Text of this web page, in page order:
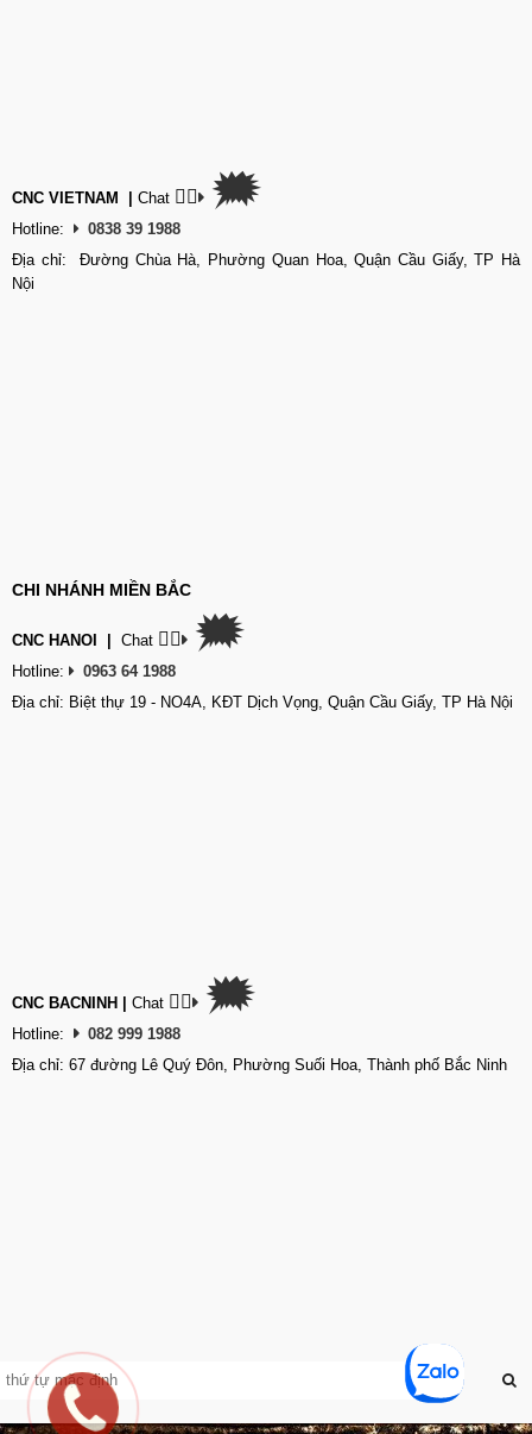
CNC VIETNAM | Chat 👉🏽 🗯
Hotline:
0838 39 1988
Địa chỉ: Đường Chùa Hà, Phường Quan Hoa, Quận Cầu Giấy, TP Hà
Nội
CHI NHÁNH MIỀN BẮC
CNC HANOI | Chat 👉🏽 🗯
Hotline:
0963 64 1988
Địa chỉ: Biệt thự 19 - NO4A, KĐT Dịch Vọng, Quận Cầu Giấy, TP Hà Nội
CNC BACNINH | Chat 👉🏽 🗯
Hotline:
082 999 1988
Địa chỉ: 67 đường Lê Quý Đôn, Phường Suối Hoa, Thành phố Bắc Ninh